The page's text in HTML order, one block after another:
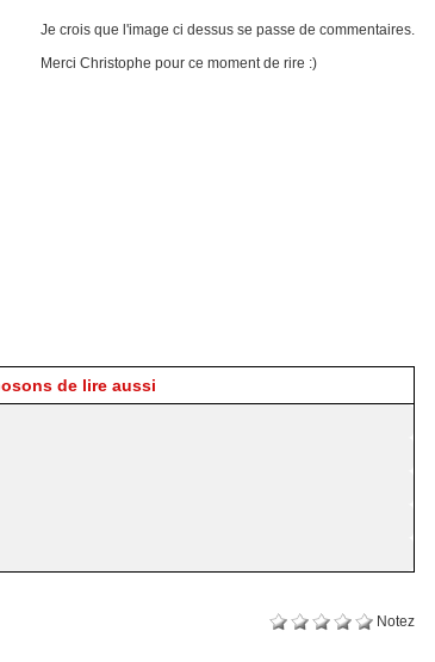
Je crois que l'image ci dessus se passe de commentaires.
Merci Christophe pour ce moment de rire :)
de lire aussi
Notez